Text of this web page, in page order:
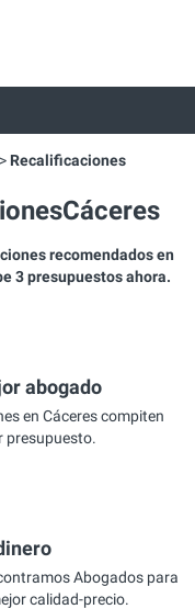
Recalificaciones
recomendados en
3 presupuestos ahora.
abogado
en Cáceres compiten
presupuesto.
Abogados para
calidad-precio.